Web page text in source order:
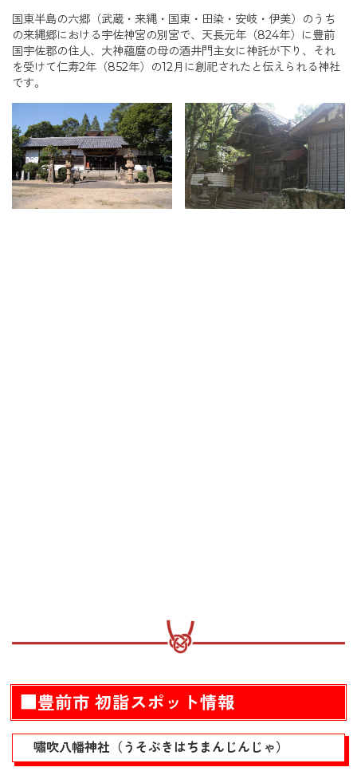
国東半島の六郷（武蔵・来縄・国東・田染・安岐・伊美）のうち
の来縄郷における宇佐神宮の別宮で、天長元年（824年）に豊前
国宇佐郡の住人、大神蘊麿の母の酒井門主女に神託が下り、それ
を受けて仁寿2年（852年）の12月に創祀されたと伝えられる神社
です。
■豊前市 初詣スポット情報
嘯吹八幡神社（うそぶきはちまんじんじゃ）